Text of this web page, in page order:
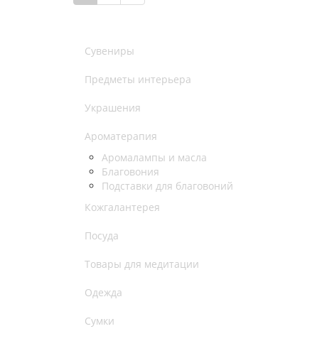
Сувениры
Предметы интерьера
Украшения
Ароматерапия
Аромалампы и масла
Благовония
Подставки для благовоний
Кожгалантерея
Посуда
Товары для медитации
Одежда
Сумки